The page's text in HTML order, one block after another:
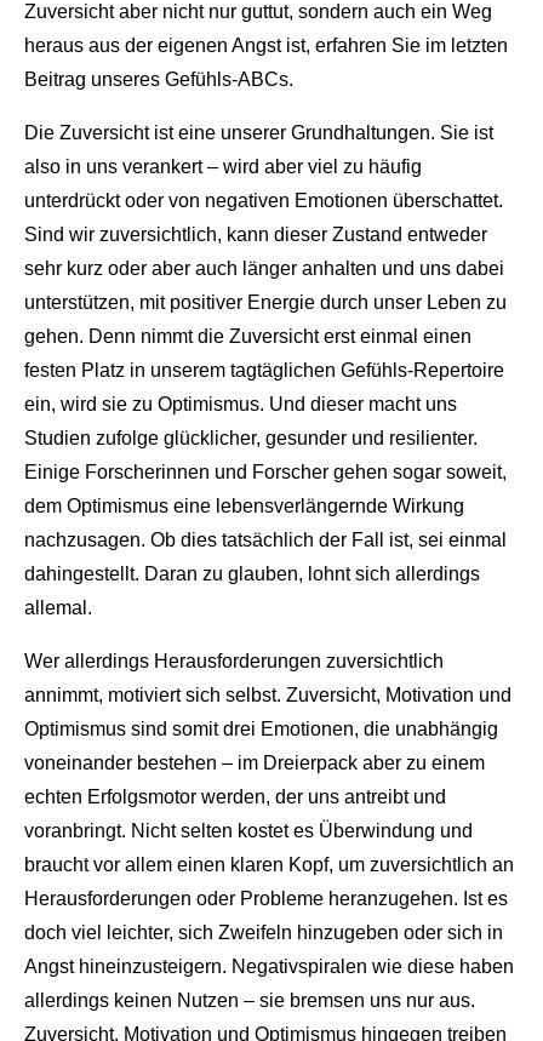
Zuversicht aber nicht nur guttut, sondern auch ein Weg
heraus aus der eigenen Angst ist, erfahren Sie im letzten
Beitrag unseres Gefühls-ABCs.
Die Zuversicht ist eine unserer Grundhaltungen. Sie ist
also in uns verankert – wird aber viel zu häufig
unterdrückt oder von negativen Emotionen überschattet.
Sind wir zuversichtlich, kann dieser Zustand entweder
sehr kurz oder aber auch länger anhalten und uns dabei
unterstützen, mit positiver Energie durch unser Leben zu
gehen. Denn nimmt die Zuversicht erst einmal einen
festen Platz in unserem tagtäglichen Gefühls-Repertoire
ein, wird sie zu Optimismus. Und dieser macht uns
Studien zufolge glücklicher, gesunder und resilienter.
Einige Forscherinnen und Forscher gehen sogar soweit,
dem Optimismus eine lebensverlängernde Wirkung
nachzusagen. Ob dies tatsächlich der Fall ist, sei einmal
dahingestellt. Daran zu glauben, lohnt sich allerdings
allemal.
Wer allerdings Herausforderungen zuversichtlich
annimmt, motiviert sich selbst. Zuversicht, Motivation und
Optimismus sind somit drei Emotionen, die unabhängig
voneinander bestehen – im Dreierpack aber zu einem
echten Erfolgsmotor werden, der uns antreibt und
voranbringt. Nicht selten kostet es Überwindung und
braucht vor allem einen klaren Kopf, um zuversichtlich an
Herausforderungen oder Probleme heranzugehen. Ist es
doch viel leichter, sich Zweifeln hinzugeben oder sich in
Angst hineinzusteigern. Negativspiralen wie diese haben
allerdings keinen Nutzen – sie bremsen uns nur aus.
Zuversicht, Motivation und Optimismus hingegen treiben